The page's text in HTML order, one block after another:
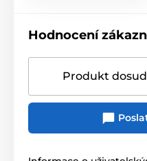
Hodnocení
Produkt